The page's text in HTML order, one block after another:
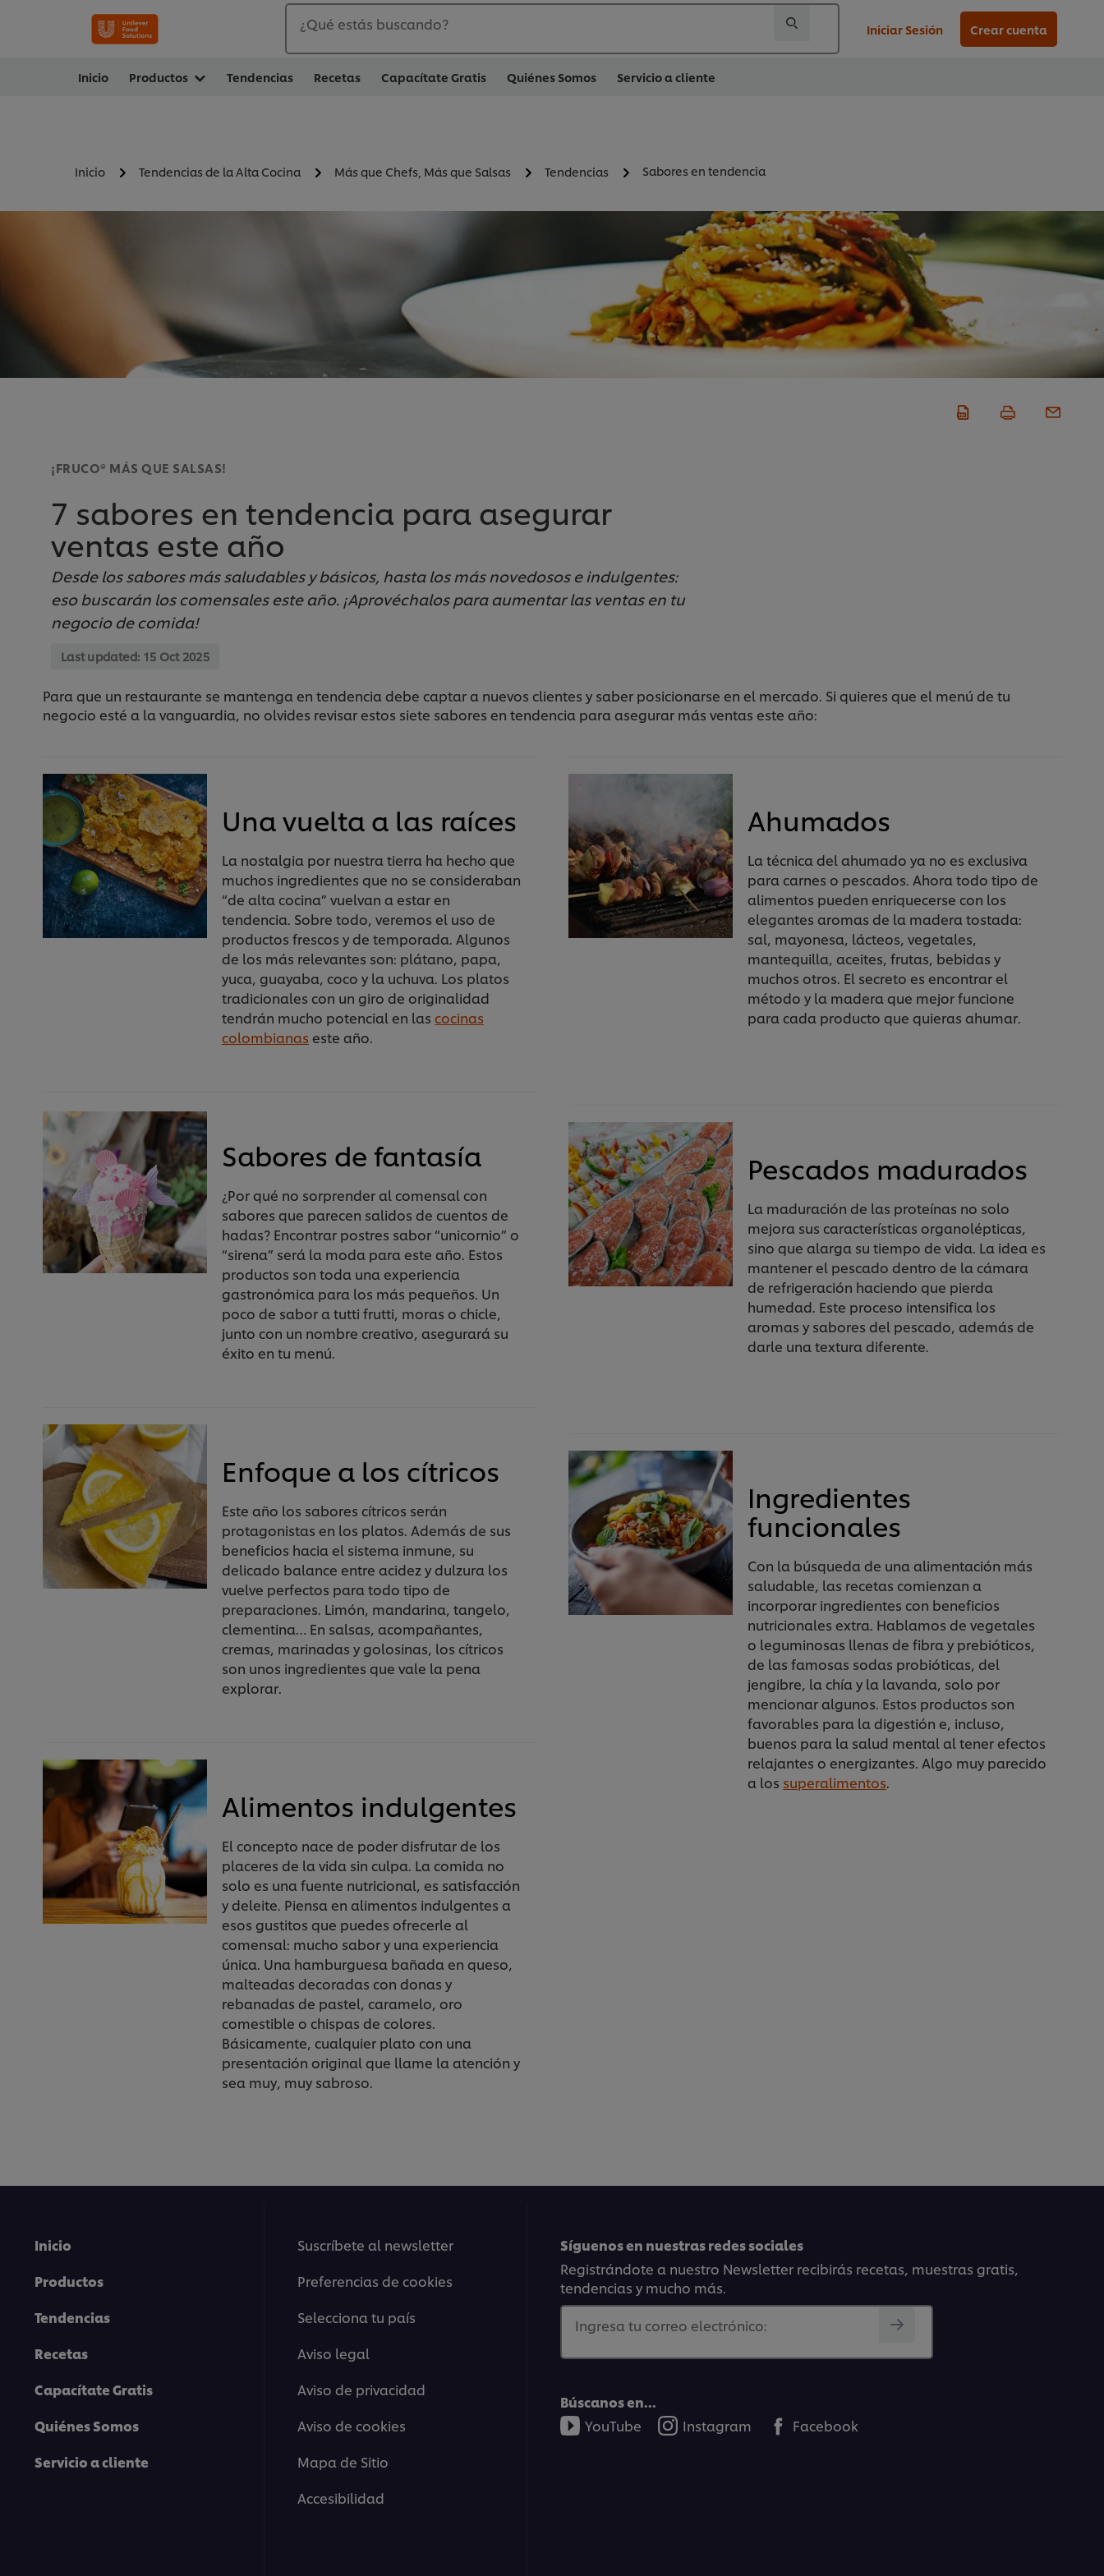
¿Qué estás buscando? Iniciar Sesión Crear cuenta
Inicio Productos Tendencias Recetas Capacítate Gratis Quiénes Somos Servicio a cliente
Inicio Tendencias de la Alta Cocina Más que Chefs, Más que Salsas Tendencias Sabores en tendencia
¡FRUCO® MÁS QUE SALSAS!
7 sabores en tendencia para asegurar
ventas este año
Desde los sabores más saludables y básicos, hasta los más novedosos e indulgentes:
eso buscarán los comensales este año. ¡Aprovéchalos para aumentar las ventas en tu
negocio de comida!
Last updated: 15 Oct 2025
Para que un restaurante se mantenga en tendencia debe captar a nuevos clientes y saber posicionarse en el mercado. Si quieres que el menú de tu
negocio esté a la vanguardia, no olvides revisar estos siete sabores en tendencia para asegurar más ventas este año:
Una vuelta a las raíces
La nostalgia por nuestra tierra ha hecho que
muchos ingredientes que no se consideraban
“de alta cocina” vuelvan a estar en
tendencia. Sobre todo, veremos el uso de
productos frescos y de temporada. Algunos
de los más relevantes son: plátano, papa,
yuca, guayaba, coco y la uchuva. Los platos
tradicionales con un giro de originalidad
tendrán mucho potencial en las cocinas
colombianas este año.
Sabores de fantasía
¿Por qué no sorprender al comensal con
sabores que parecen salidos de cuentos de
hadas? Encontrar postres sabor “unicornio” o
“sirena” será la moda para este año. Estos
productos son toda una experiencia
gastronómica para los más pequeños. Un
poco de sabor a tutti frutti, moras o chicle,
junto con un nombre creativo, asegurará su
éxito en tu menú.
Enfoque a los cítricos
Este año los sabores cítricos serán
protagonistas en los platos. Además de sus
beneficios hacia el sistema inmune, su
delicado balance entre acidez y dulzura los
vuelve perfectos para todo tipo de
preparaciones. Limón, mandarina, tangelo,
clementina… En salsas, acompañantes,
cremas, marinadas y golosinas, los cítricos
son unos ingredientes que vale la pena
explorar.
Alimentos indulgentes
El concepto nace de poder disfrutar de los
placeres de la vida sin culpa. La comida no
solo es una fuente nutricional, es satisfacción
y deleite. Piensa en alimentos indulgentes a
esos gustitos que puedes ofrecerle al
comensal: mucho sabor y una experiencia
única. Una hamburguesa bañada en queso,
malteadas decoradas con donas y
rebanadas de pastel, caramelo, oro
comestible o chispas de colores.
Básicamente, cualquier plato con una
presentación original que llame la atención y
sea muy, muy sabroso.
Ahumados
La técnica del ahumado ya no es exclusiva
para carnes o pescados. Ahora todo tipo de
alimentos pueden enriquecerse con los
elegantes aromas de la madera tostada:
sal, mayonesa, lácteos, vegetales,
mantequilla, aceites, frutas, bebidas y
muchos otros. El secreto es encontrar el
método y la madera que mejor funcione
para cada producto que quieras ahumar.
Pescados madurados
La maduración de las proteínas no solo
mejora sus características organolépticas,
sino que alarga su tiempo de vida. La idea es
mantener el pescado dentro de la cámara
de refrigeración haciendo que pierda
humedad. Este proceso intensifica los
aromas y sabores del pescado, además de
darle una textura diferente.
Ingredientes
funcionales
Con la búsqueda de una alimentación más
saludable, las recetas comienzan a
incorporar ingredientes con beneficios
nutricionales extra. Hablamos de vegetales
o leguminosas llenas de fibra y prebióticos,
de las famosas sodas probióticas, del
jengibre, la chía y la lavanda, solo por
mencionar algunos. Estos productos son
favorables para la digestión e, incluso,
buenos para la salud mental al tener efectos
relajantes o energizantes. Algo muy parecido
a los superalimentos.
Inicio
Productos
Tendencias
Recetas
Capacítate Gratis
Quiénes Somos
Servicio a cliente
Suscríbete al newsletter
Preferencias de cookies
Selecciona tu país
Aviso legal
Aviso de privacidad
Aviso de cookies
Mapa de Sitio
Accesibilidad
Síguenos en nuestras redes sociales
Registrándote a nuestro Newsletter recibirás recetas, muestras gratis,
tendencias y mucho más.
Ingresa tu correo electrónico:
Búscanos en...
YouTube
Instagram Facebook